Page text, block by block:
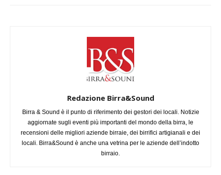
Redazione Birra&Sound
Birra & Sound è il punto di riferimento dei gestori dei locali. Notizie
aggiornate sugli eventi più importanti del mondo della birra, le
recensioni delle migliori aziende birraie, dei birrifici artigianali e dei
locali. Birra&Sound è anche una vetrina per le aziende dell’indotto
birraio.